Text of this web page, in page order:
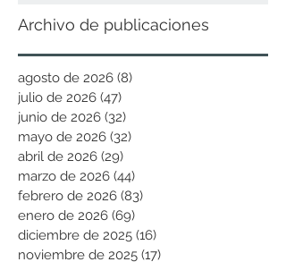
Archivo de publicaciones
agosto de 2026 (8)
julio de 2026 (47)
junio de 2026 (32)
mayo de 2026 (32)
abril de 2026 (29)
marzo de 2026 (44)
febrero de 2026 (83)
enero de 2026 (69)
diciembre de 2025 (16)
noviembre de 2025 (17)